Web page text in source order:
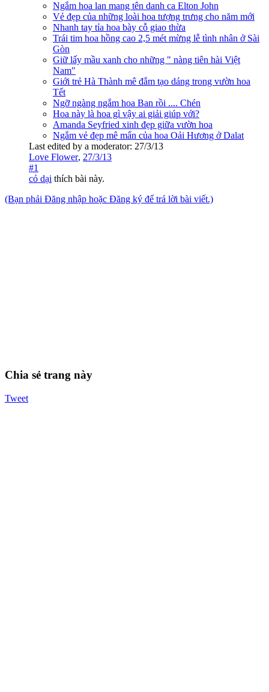
Ngắm hoa lan mang tên danh ca Elton John
Vẻ đẹp của những loài hoa tượng trưng cho năm mới
Nhanh tay tỉa hoa bày cỗ giao thừa
Trái tim hoa hồng cao 2,5 mét mừng lễ tình nhân ở Sài
Gòn
Giữ lấy mầu xanh cho những " nàng tiên hài Việt
Nam"
Giới trẻ Hà Thành mê đắm tạo dáng trong vườn hoa
Tết
Ngỡ ngàng ngắm hoa Ban rồi .... Chén
Hoa này là hoa gì vậy ai giải giúp với?
Amanda Seyfried xinh đẹp giữa vườn hoa
Ngắm vẻ đẹp mê mẩn của hoa Oải Hương ở Dalat
Last edited by a moderator: 27/3/13
Love Flower, 27/3/13
#1
cỏ dại thích bài này.
(Bạn phải Đăng nhập hoặc Đăng ký để trả lời bài viết.)
Chia sẻ trang này
Tweet